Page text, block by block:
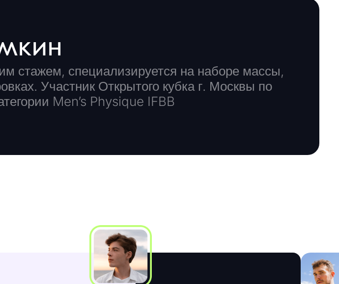
стажем, специализируется на наборе массы,
Участник Открытого кубка г. Москвы по
Men’s Physique IFBB